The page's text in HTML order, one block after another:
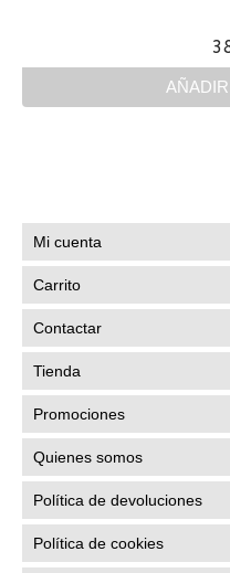
Mi cuenta
Carrito
Contactar
Tienda
Promociones
Quienes somos
Política de devoluciones
Política de cookies